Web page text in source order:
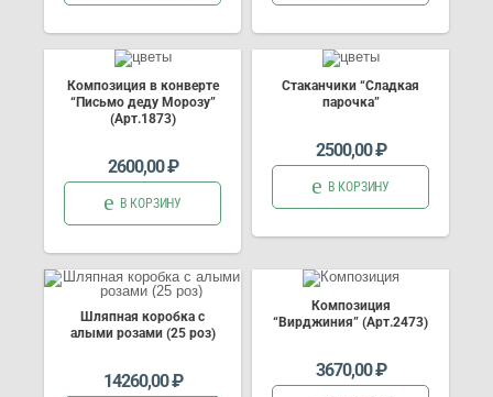
Композиция в конверте
“Письмо деду Морозу”
(Арт.1873)
2600,00₽
В КОРЗИНУ
Стаканчики “Сладкая
парочка”
2500,00₽
В КОРЗИНУ
Шляпная коробка с
алыми розами (25 роз)
14260,00₽
Композиция
“Вирджиния” (Арт.2473)
3670,00₽